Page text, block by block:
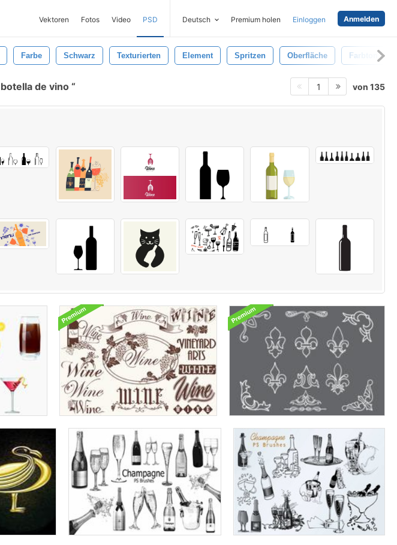
Vektoren Fotos Video PSD Deutsch Premium holen Einloggen Anmelden
Farbe Schwarz Texturierten Element Spritzen Oberfläche Farbton
botella de vino 1 von 135